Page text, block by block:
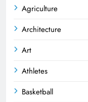
Agriculture
Architecture
Art
Athletes
Basketball